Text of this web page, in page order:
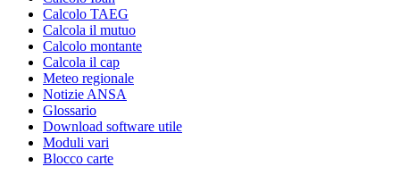
Calcolo TAEG
Calcola il mutuo
Calcolo montante
Calcola il cap
Meteo regionale
Notizie ANSA
Glossario
Download software utile
Moduli vari
Blocco carte